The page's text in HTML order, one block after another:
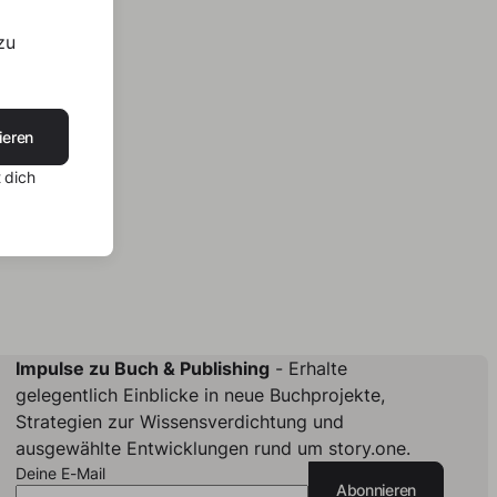
Impulse zu Buch & Publishing- Erhalte
gelegentlich Einblicke in neue Buchprojekte,
Strategien zur Wissensverdichtung und
ausgewählte Entwicklungen rund um story.one.
Deine E-Mail
Abonnieren
dich